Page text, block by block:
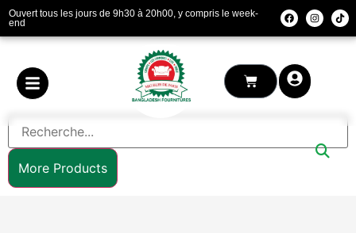
Ouvert tous les jours de 9h30 à 20h00, y compris le week-
end
More Products